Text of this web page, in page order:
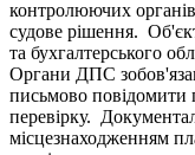
контролюючих
судове рішення.
та бухгалтерського
Органи ДПС
письмово повідомити
перевірку.
місцезнаходженням